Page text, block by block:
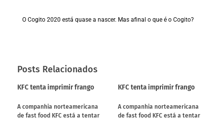
O Cogito 2020 está quase a nascer. Mas afinal o que é o Cogito?
Posts Relacionados
KFC tenta imprimir frango
A companhia norteamericana
de fast food KFC está a tentar
KFC tenta imprimir frango
A companhia norteamericana
de fast food KFC está a tentar